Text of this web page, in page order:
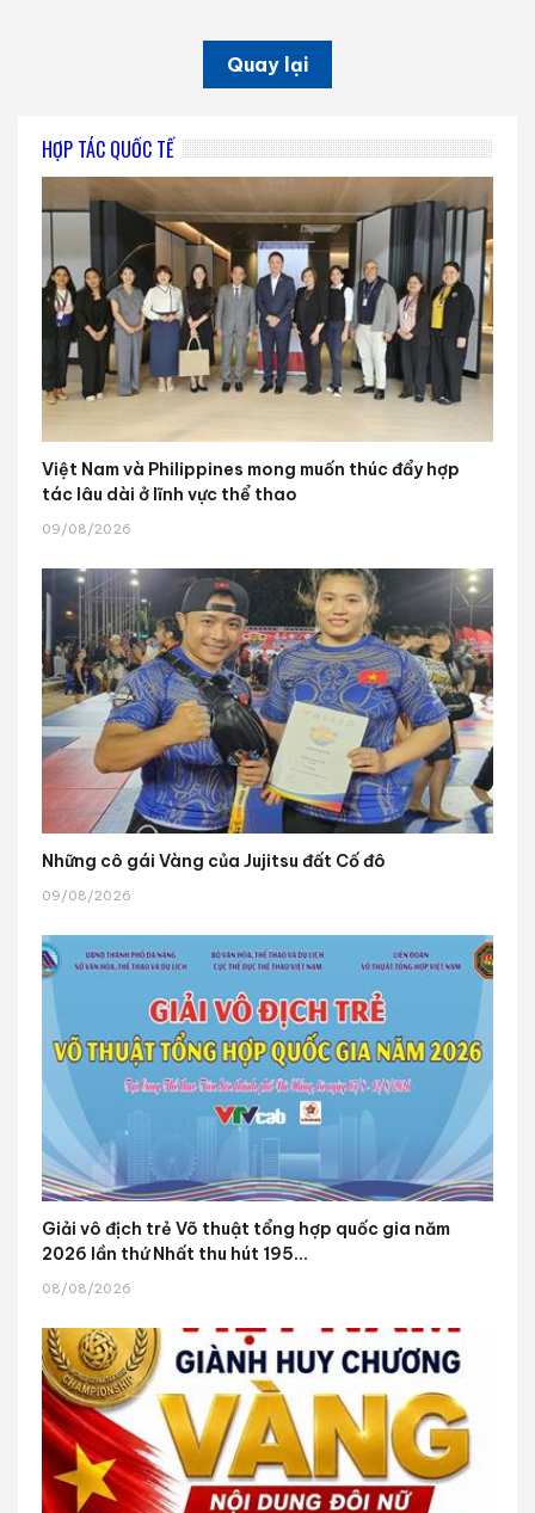
Quay lại
HỢP TÁC QUỐC TẾ
Việt Nam và Philippines mong muốn thúc đẩy hợp
tác lâu dài ở lĩnh vực thể thao
09/08/2026
Những cô gái Vàng của Jujitsu đất Cố đô
09/08/2026
Giải vô địch trẻ Võ thuật tổng hợp quốc gia năm
2026 lần thứ Nhất thu hút 195...
08/08/2026